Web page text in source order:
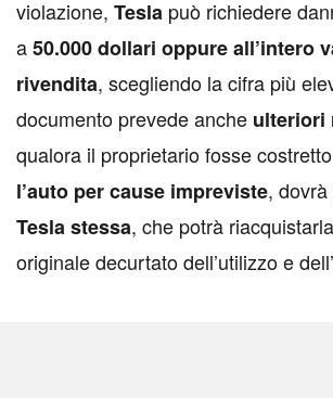
violazione, Tesla può richiedere
a50.000 dollari oppure all’intero
rivendita, scegliendo la cifra più
documento prevede anche ulteriori
qualora il proprietario fosse
l’auto per cause impreviste,
Tesla stessa, che potrà
originale decurtato dell’utilizzo e